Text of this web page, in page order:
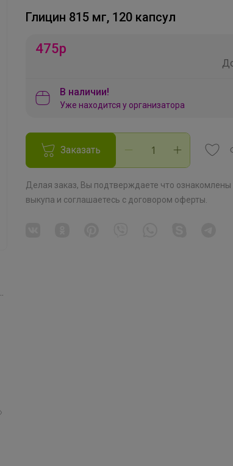
без рекламного обмана!
Глицин 815 мг, 120 капсул
475р
В наличии!
Уже находится у организатора
Заказать
Делая заказ, Вы подтверждаете что ознакомлены
выкупа и соглашаетесь с договором оферты